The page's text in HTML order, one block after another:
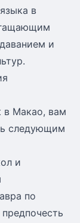
в
и
в Макао, вам
следующим
и
по